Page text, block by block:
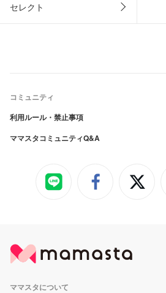
セレクト
コミュニティ
利用ルール・禁止事項
ママスタコミュニティQ&A
ママスタについて